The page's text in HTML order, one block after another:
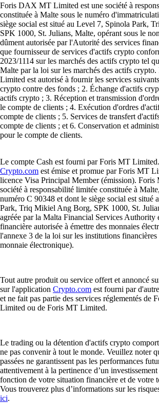
Foris DAX MT Limited est une société à
constituée à Malte sous le numéro
siège social est situé au Level 7, Spinola Park,
SPK 1000, St. Julians, Malte, opérant sous le
dûment autorisée par l'Autorité des services
que fournisseur de services d'actifs crypto
2023/1114 sur les marchés des actifs crypto tel
Malte par la loi sur les marchés des actifs
Limited est autorisé à fournir les services
crypto contre des fonds ; 2. Échange d'actifs
actifs crypto ; 3. Réception et transmission
le compte de clients ; 4. Exécution d'ordres
compte de clients ; 5. Services de transfert
compte de clients ; et 6. Conservation et
pour le compte de clients.
Le compte Cash est fourni par Foris MT
Crypto.com est émise et promue par Foris MT
licence Visa Principal Member (émission). Foris
société à responsabilité limitée constituée à
numéro C 90348 et dont le siège social est situé
Park, Triq Mikiel Ang Borg, SPK 1000, St.
agréée par la Malta Financial Services Authority
financière autorisée à émettre des monnaies
l'annexe 3 de la loi sur les institutions
monnaie électronique).
Tout autre produit ou service offert et annoncé
sur l'application Crypto.com est fourni par
et ne fait pas partie des services réglementés
Limited ou de Foris MT Limited.
Le trading ou la détention d'actifs crypto
ne pas convenir à tout le monde. Veuillez noter
passées ne garantissent pas les performances
attentivement à la pertinence d’un
fonction de votre situation financière et de votre
Vous trouverez plus d’informations sur les
ici.